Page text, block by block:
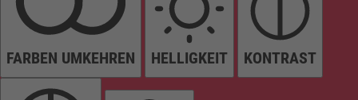
FARBEN UMKEHREN HELLIGKEIT KONTRAST